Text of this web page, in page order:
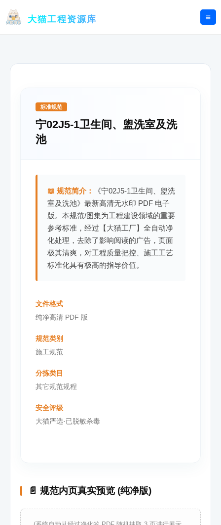
大猫工程资源库
标准规范
宁02J5-1卫生间、盥洗室及洗
池
📖 规范简介：
《宁02J5-1卫生间、盥洗
室及洗池》最新高清无水印 PDF 电子
版。本规范/图集为工程建设领域的重要
参考标准，经过【大猫工厂】全自动净
化处理，去除了影响阅读的广告，页面
极其清爽，对工程质量把控、施工工艺
标准化具有极高的指导价值。
文件格式
纯净高清 PDF 版
规范类别
施工规范
分拣类目
其它规范规程
安全评级
大猫严选·已脱敏杀毒
📄 规范内页真实预览 (纯净版)